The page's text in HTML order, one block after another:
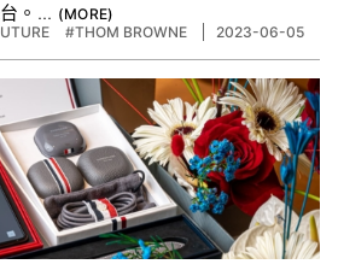
。...
#THOM BROWNE 2023-06-05